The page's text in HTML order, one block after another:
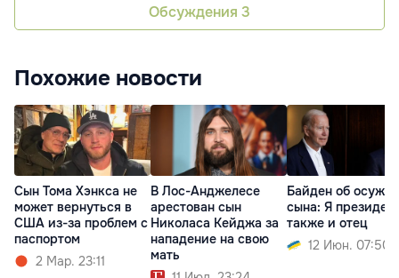
Обсуждения 3
Похожие новости
Сын Тома Хэнкса не
может вернуться в
США из-за проблем с
паспортом
2 Мар. 23:11
В Лос-Анджелесе
арестован сын
Николаса Кейджа за
нападение на свою
мать
Байден об
сына: Я
также и отец
12 Июн. 07:50